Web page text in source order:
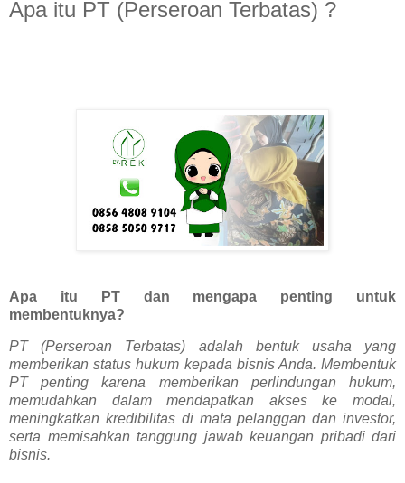
Apa itu PT (Perseroan Terbatas) ?
Apa itu PT dan mengapa penting untuk
membentuknya?
PT (Perseroan Terbatas) adalah bentuk usaha yang
memberikan status hukum kepada bisnis Anda. Membentuk
PT penting karena memberikan perlindungan hukum,
memudahkan dalam mendapatkan akses ke modal,
meningkatkan kredibilitas di mata pelanggan dan investor,
serta memisahkan tanggung jawab keuangan pribadi dari
bisnis.